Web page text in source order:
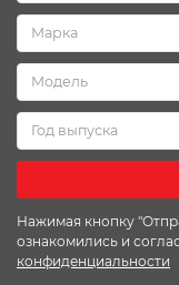
Нажимая кнопку
ознакомились и
конфиденциальности